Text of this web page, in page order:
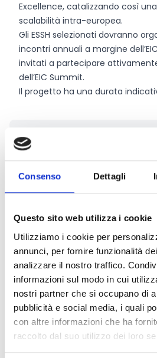
Consenso Dettagli
Questo sito web utilizza i cookie
Utilizziamo i cookie per
annunci, per fornire funzionalità
analizzare il nostro traffico.
informazioni sul modo in cui
nostri partner che si occupano di
pubblicità e social media, i quali
con altre informazioni che ha
raccolto dal suo utilizzo dei loro
Excellence, catalizzando così
scalabilità intra-europea.
Gli ESSH selezionati dovranno
incontri annuali a margine
invitati a partecipare
dell’EIC Summit.
Il progetto ha una durata
Un hub deve essere
giuridica(ad esempio
o un venture builder inserito in un
dell’innovazione) oppure
da più
rappresentino gli attori rilevanti
dell’innovazione a supporto
di ricerca e di istruzione
autorità pubbliche, fornitori di
Il consorzio deve essere
almeno 10 hub
provenienti da
o Paesi associati. Per gli Stati